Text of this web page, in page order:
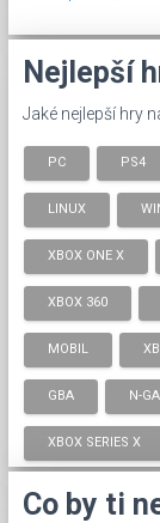
Nejlepší
Jaké nejlepší hry
PC PS4
LINUX
XBOX ONE X
XBOX 360
MOBIL
GBA N-
XBOX SERIES X
Co by ti